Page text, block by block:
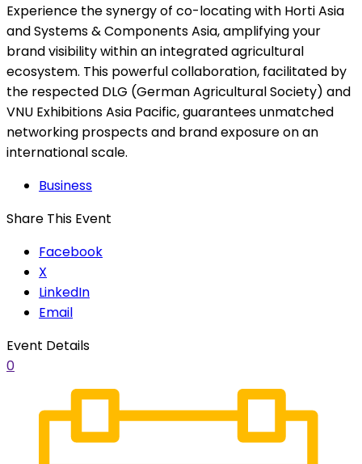
Experience the synergy of co-locating with Horti Asia
and Systems & Components Asia, amplifying your
brand visibility within an integrated agricultural
ecosystem. This powerful collaboration, facilitated by
the respected DLG (German Agricultural Society) and
VNU Exhibitions Asia Pacific, guarantees unmatched
networking prospects and brand exposure on an
international scale.
Business
Share This Event
Facebook
X
LinkedIn
Email
Event Details
0